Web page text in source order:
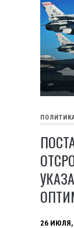
26 ИЮЛЯ,